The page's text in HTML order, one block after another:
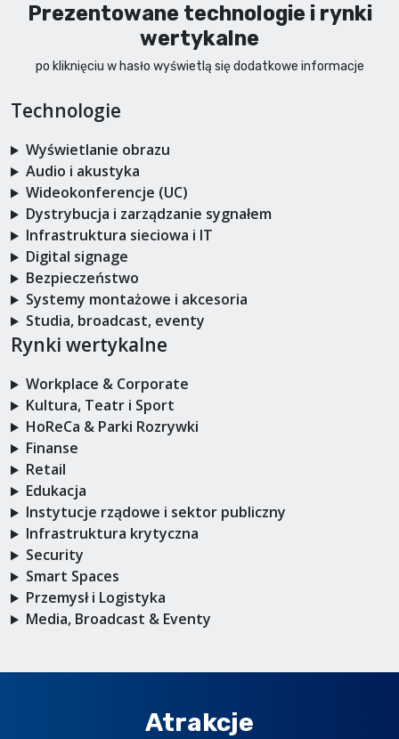
Prezentowane technologie i rynki
wertykalne
po kliknięciu w hasło wyświetlą się dodatkowe informacje
Technologie
Wyświetlanie obrazu
Audio i akustyka
Wideokonferencje (UC)
Dystrybucja i zarządzanie sygnałem
Infrastruktura sieciowa i IT
Digital signage
Bezpieczeństwo
Systemy montażowe i akcesoria
Studia, broadcast, eventy
Rynki wertykalne
Workplace & Corporate
Kultura, Teatr i Sport
HoReCa & Parki Rozrywki
Finanse
Retail
Edukacja
Instytucje rządowe i sektor publiczny
Infrastruktura krytyczna
Security
Smart Spaces
Przemysł i Logistyka
Media, Broadcast & Eventy
Atrakcje